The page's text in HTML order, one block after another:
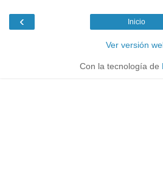
‹ Inicio
Ver versión
Con la tecnología de